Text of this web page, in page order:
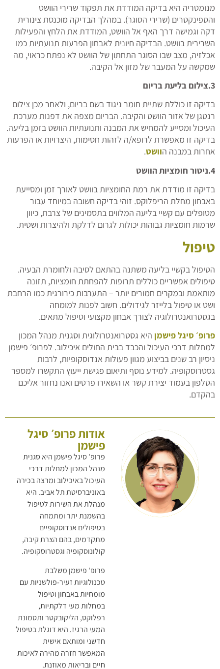
מנומטריה היא בדיקה המודדת את תפקוד שרירי הוושט
והספינקטרים (שרירי הסוגר). במהלך הבדיקה מוכנסת צינורית
דקה וגמישה דרך האף אל הוושט, המודדת את הלחץ והפעילות
השרירית בוושט. הבדיקה חיונית לאבחון הפרעות תנועתיות כמו
אכלזיה, מצב שבו הסוגר התחתון של הוושט לא נפתח כראוי, מה
שמקשה על המעבר של מזון אל הקיבה.
3.צילום בליעת בריום
בדיקה זו כוללת שתיית חומר ניגוד בשם בריום, ולאחר מכן צילום
רנטגן של אזור הוושט והקיבה. הבריום מצפה את דפנות מערכת
העיכול ומסייע להמחיש את המבנה ותנועתיות הוושט בזמן בליעה.
בדיקה זו מאפשרת לרופא/ה לזהות חסימות, היצרויות או הפרעות
אחרות במבנה הוושט.
4.ניטור חומציות הוושט
בדיקה זו מודדת את רמת החומציות בוושט לאורך זמן ומסייעת
באבחון מחלת הריפלוקס. זוהי בדיקה חשובה במיוחד עבור
מטופלים עם קשיי בליעה המלווים בתסמינים של צרבת, כיוון
שרמות חומציות גבוהות יכולות לגרום לדלקת ולהיצרות ושטית.
טיפול
הטיפול בקשיי בליעה משתנה בהתאם לסיבה ולחומרת הבעיה.
טיפולים אפשריים כוללים תרופות להפחתת חומציות, תזונה
מותאמת ובמקרים חמורים יותר – התערבות כירורגית כמו הרחבת
ושט או טיפול בלייזר לגידולים. חשוב לפנות למומחה
בגסטרואנטרולוגיה לצורך אבחון מקצועי וטיפול מתאים.
פרופ׳ סיגל פישמן היא גסטרואנטרולוגית וסגנית מנהל המכון
למחלות דרכי העיכול והכבד בבית החולים איכילוב. לפרופ׳ פישמן
ניסיון רב שנים בביצוע מגוון פעולות אנדוסקופיות, לרבות
גסטרוסקופיה. למידע נוסף ותיאום פגישת ייעוץ התקשרו למספר
הטלפון בעמוד יצירת קשר או השאירו פרטים ואנו נחזור אליכם
בהקדם.
אודות פרופ׳ סיגל
פישמן
פרופ' סיגל פישמן היא סגנית
מנהל המכון למחלות דרכי
העיכול באיכילוב ומרצה בכירה
באוניברסיטת תל אביב. היא
מנהלת את השירות לטיפול
בהשמנת יתר ומתמחה
בטיפולים אנדוסקופיים
מתקדמים, בהם הצרת קיבה,
קולונוסקופיה וגסטרוסקופיה.
פרופ' פישמן משלבת
טכנולוגיות זעיר-פולשניות עם
מומחיות באבחון וטיפול
במחלות מעי דלקתיות,
רפלוקס, הליקובקטר ותסמונת
המעי הרגיז. היא דוגלת בטיפול
חדשני ומותאם אישית
המאפשר חזרה מהירה לאיכות
חיים ובריאות מאוזנת.